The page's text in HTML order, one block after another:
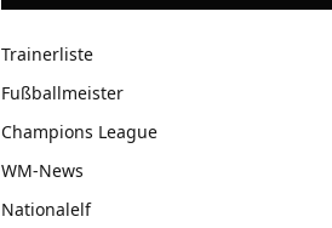
Trainerliste
Fußballmeister
Champions League
WM-News
Nationalelf